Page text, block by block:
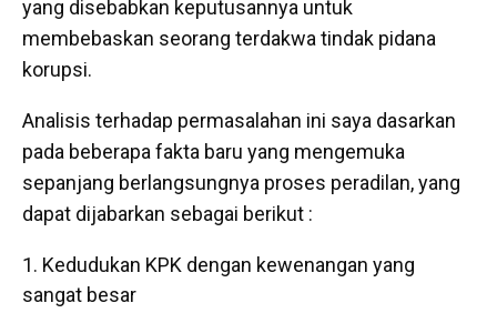
yang disebabkan keputusannya untuk
membebaskan seorang terdakwa tindak pidana
korupsi.
Analisis terhadap permasalahan ini saya dasarkan
pada beberapa fakta baru yang mengemuka
sepanjang berlangsungnya proses peradilan, yang
dapat dijabarkan sebagai berikut :
Kedudukan KPK dengan kewenangan yang
sangat besar